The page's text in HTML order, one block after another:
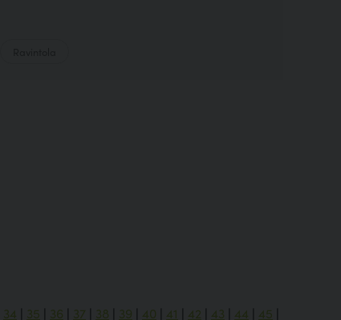
34 35 36 37 38 39 40 41 42 43 44 45